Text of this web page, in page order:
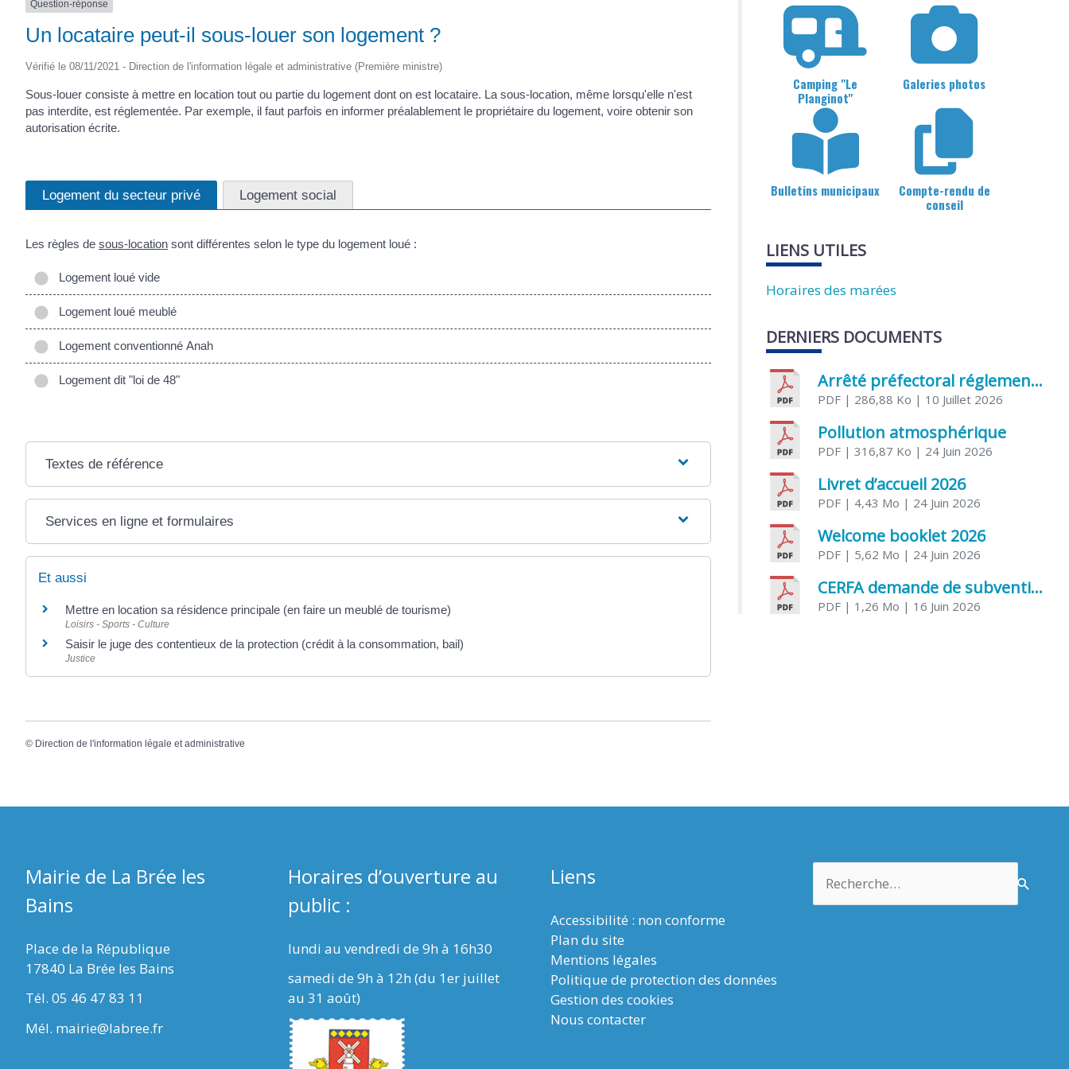
Question-réponse
Un locataire peut-il sous-louer son logement ?
Vérifié le 08/11/2021 - Direction de l'information légale et administrative (Première ministre)
Sous-louer consiste à mettre en location tout ou partie du logement dont on est locataire. La sous-location, même lorsqu'elle n'est
pas interdite, est réglementée. Par exemple, il faut parfois en informer préalablement le propriétaire du logement, voire obtenir son
autorisation écrite.
Logement du secteur privé Logement social
Les règles de sous-location sont différentes selon le type du logement loué :
Logement loué vide
Logement loué meublé
Logement conventionné Anah
Logement dit "loi de 48"
Textes de référence
Services en ligne et formulaires
Et aussi
Mettre en location sa résidence principale (en faire un meublé de tourisme)
Loisirs - Sports - Culture
Saisir le juge des contentieux de la protection (crédit à la consommation, bail)
Justice
© Direction de l'information légale et administrative
Camping "Le
Planginot"
Galeries photos
Bulletins municipaux
Compte-rendu de
conseil
LIENS UTILES
Horaires des marées
DERNIERS DOCUMENTS
Arrêté préfectoral réglementant l’usage de l’eau
PDF | 286,88 Ko | 10 Juillet 2026
Pollution atmosphérique
PDF | 316,87 Ko | 24 Juin 2026
Livret d’accueil 2026
PDF | 4,43 Mo | 24 Juin 2026
Welcome booklet 2026
PDF | 5,62 Mo | 24 Juin 2026
CERFA demande de subvention association
PDF | 1,26 Mo | 16 Juin 2026
Mairie de La Brée les
Bains
Place de la République
17840 La Brée les Bains
Tél. 05 46 47 83 11
Mél. mairie@labree.fr
Horaires d’ouverture au
public :
lundi au vendredi de 9h à 16h30
samedi de 9h à 12h (du 1er juillet
au 31 août)
Liens
Accessibilité : non conforme
Plan du site
Mentions légales
Politique de protection des données
Gestion des cookies
Nous contacter